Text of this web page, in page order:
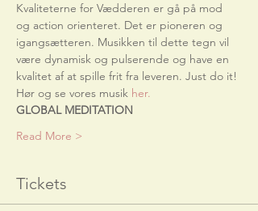
Kvaliteterne for Vædderen er gå på mod
og action orienteret. Det er pioneren og
igangsætteren. Musikken til dette tegn vil
være dynamisk og pulserende og have en
kvalitet af at spille frit fra leveren. Just do it!
Hør og se vores musik her.
GLOBAL MEDITATION
Read More >
Tickets